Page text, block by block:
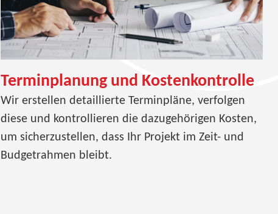
Terminplanung und Kostenkontrolle
Wir erstellen detaillierte Terminpläne, verfolgen
diese und kontrollieren die dazugehörigen Kosten,
um sicherzustellen, dass Ihr Projekt im Zeit- und
Budgetrahmen bleibt.